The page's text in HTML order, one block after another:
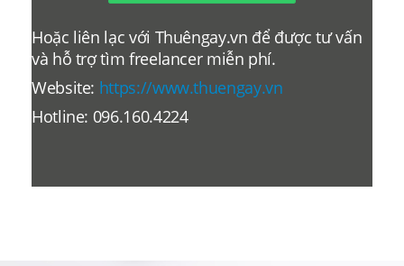
Hoặc liên lạc với Thuêngay.vn để được tư vấn
và hỗ trợ tìm freelancer miễn phí.
Website: https://www.thuengay.vn
Hotline: 096.160.4224